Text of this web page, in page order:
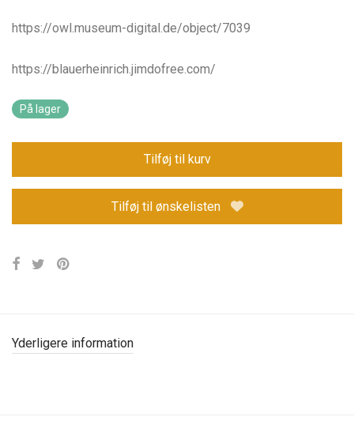
https://owl.museum-digital.de/object/7039
https://blauerheinrich.jimdofree.com/
På lager
Tilføj til kurv
Tilføj til ønskelisten
Yderligere information